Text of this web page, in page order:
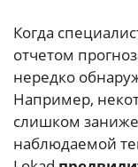
Когда
отчетом
нередко
Например,
слишком
наблюдаемой